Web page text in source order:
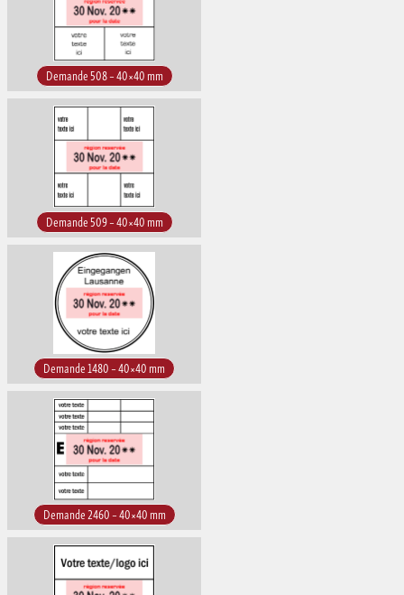
Demande 508 – 40×40 mm
Demande 509 – 40×40 mm
Demande 1480 – 40×40 mm
Demande 2460 – 40×40 mm